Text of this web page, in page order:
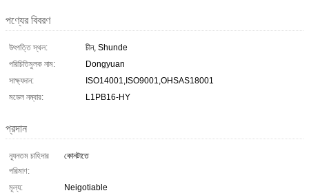
পণ্যের বিবরণ
উৎপত্তি স্থল:
চীন, Shunde
পরিচিতিমুলক নাম:
Dongyuan
সাক্ষ্যদান:
ISO14001,ISO9001,OHSAS18001
মডেল নম্বার:
L1PB16-HY
প্রদান
ন্যূনতম চাহিদার
পরিমাণ:
কোনটাতে
মূল্য:
Neigotiable